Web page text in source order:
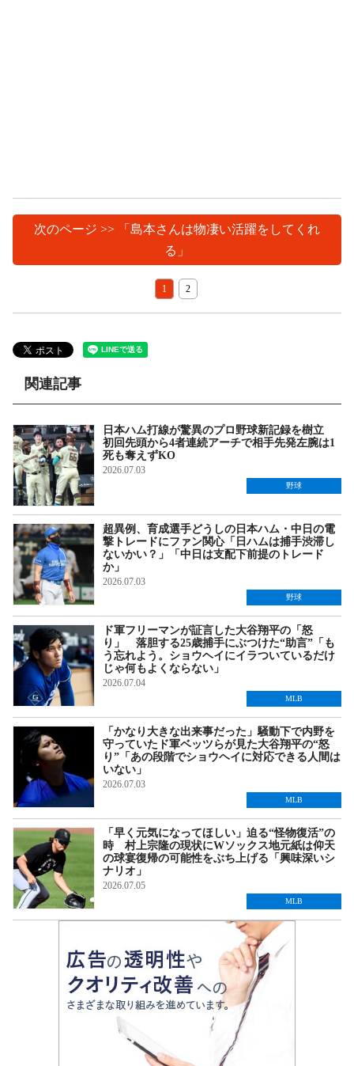
次のページ >> 「島本さんは物凄い活躍をしてくれ
る」
1 2
関連記事
日本ハム打線が驚異のプロ野球新記録を樹立
初回先頭から4者連続アーチで相手先発左腕は1
死も奪えずKO
2026.07.03
野球
超異例、育成選手どうしの日本ハム・中日の電
撃トレードにファン関心「日ハムは捕手渋滞し
ないかい？」「中日は支配下前提のトレード
か」
2026.07.03
野球
ド軍フリーマンが証言した大谷翔平の「怒
り」 落胆する25歳捕手にぶつけた“助言”「も
う忘れよう。ショウヘイにイラついているだけ
じゃ何もよくならない」
2026.07.04
MLB
「かなり大きな出来事だった」騒動下で内野を
守っていたド軍ベッツらが見た大谷翔平の“怒
り”「あの段階でショウヘイに対応できる人間は
いない」
2026.07.03
MLB
「早く元気になってほしい」迫る“怪物復活”の
時 村上宗隆の現状にWソックス地元紙は仰天
の球宴復帰の可能性をぶち上げる「興味深いシ
ナリオ」
2026.07.05
MLB